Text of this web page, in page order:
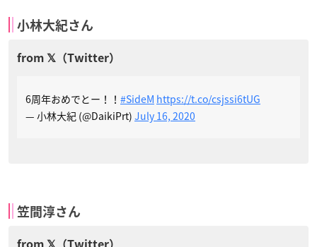
小林大紀さん
6周年おめでとー！！ #SideM https://t.co/csjssi6tUG
— 小林大紀 (@DaikiPrt) July 16, 2020
笠間淳さん